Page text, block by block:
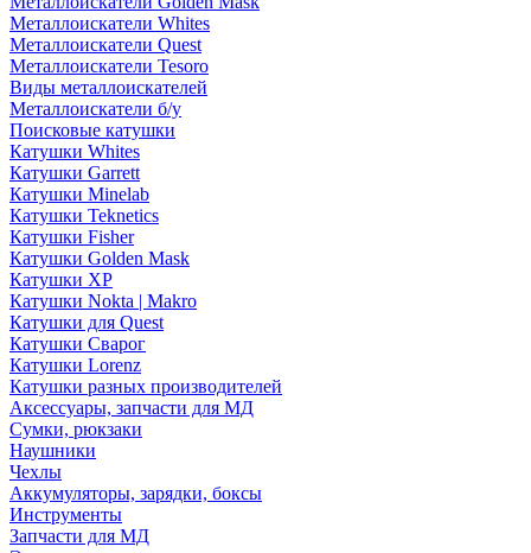
Металлоискатели Whites
Металлоискатели Quest
Металлоискатели Tesoro
Виды металлоискателей
Металлоискатели б/у
Поисковые катушки
Катушки Whites
Катушки Garrett
Катушки Minelab
Катушки Teknetics
Катушки Fisher
Катушки Golden Mask
Катушки XP
Катушки Nokta | Makro
Катушки для Quest
Катушки Сварог
Катушки Lorenz
Катушки разных производителей
Аксессуары, запчасти для МД
Сумки, рюкзаки
Наушники
Чехлы
Аккумуляторы, зарядки, боксы
Инструменты
Запчасти для МД